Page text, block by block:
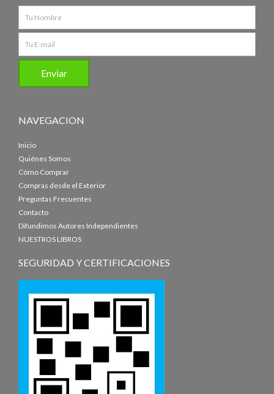
NAVEGACION
Inicio
Quiénes Somos
Cómo Comprar
Compras desde el Exterior
Preguntas Frecuentes
Contacto
Difundimos Autores Independientes
NUESTROS LIBROS
SEGURIDAD Y CERTIFICACIONES